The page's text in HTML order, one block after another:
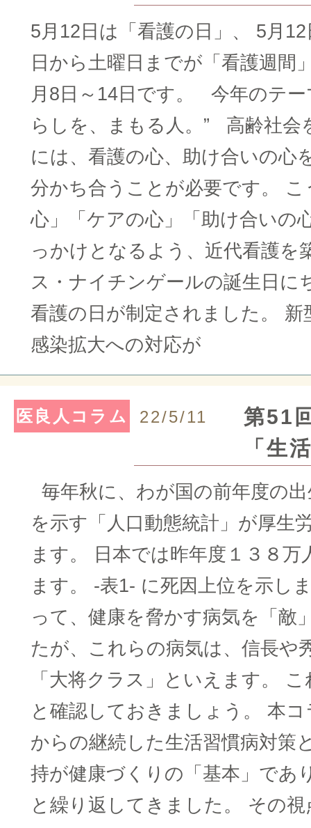
5月12日は「看護の日」、 5月
日から土曜日までが「看護週間
月8日～14日です。 今年のテー
らしを、まもる人。” 高齢社会
には、看護の心、助け合いの心
分かち合うことが必要です。
心」「ケアの心」「助け合いの
っかけとなるよう、近代看護を
ス・ナイチンゲールの誕生日に
看護の日が制定されました。
感染拡大への対応が
医良人コラム 22/5/11
第51
「生
毎年秋に、わが国の前年度の
を示す「人口動態統計」が厚生
ます。 日本では昨年度１３８
ます。 -表1- に死因上位を示し
って、健康を脅かす病気を「敵
たが、これらの病気は、信長や
「大将クラス」といえます。
と確認しておきましょう。 本
からの継続した生活習慣病対策
持が健康づくりの「基本」であ
と繰り返してきました。 その